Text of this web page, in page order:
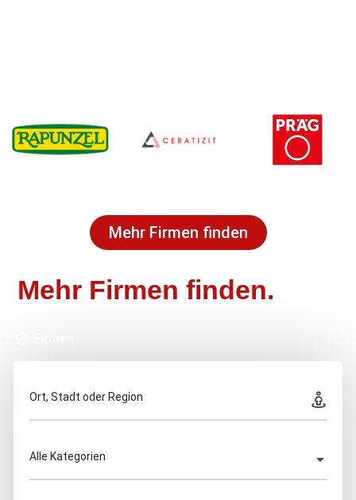
Mehr Firmen finden
Mehr Firmen finden.
Ort, Stadt oder Region
Alle Kategorien